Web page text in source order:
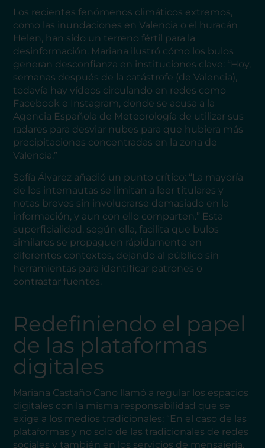
Los recientes fenómenos climáticos extremos,
como las inundaciones en Valencia o el huracán
Helen, han sido un terreno fértil para la
desinformación. Mariana ilustró cómo los bulos
generan desconfianza en instituciones clave: “Hoy,
semanas después de la catástrofe (de Valencia),
todavía hay vídeos circulando en redes como
Facebook e Instagram, donde se acusa a la
Agencia Española de Meteorología de utilizar sus
radares para desviar nubes para que hubiera más
precipitaciones concentradas en la zona de
Valencia.”
Sofía Álvarez añadió un punto crítico: “La mayoría
de los internautas se limitan a leer titulares y
notas breves sin involucrarse demasiado en la
información, y aun con ello comparten.” Esta
superficialidad, según ella, facilita que bulos
similares se propaguen rápidamente en
diferentes contextos, dejando al público sin
herramientas para identificar patrones o
contrastar fuentes.
Redefiniendo el papel
de las plataformas
digitales
Mariana Castaño Cano llamó a regular los espacios
digitales con la misma responsabilidad que se
exige a los medios tradicionales: “En el caso de las
plataformas y no solo de las tradicionales de redes
sociales y también en los servicios de mensajería,